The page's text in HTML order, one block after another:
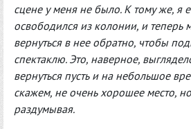
сцене у меня не было. К тому же, я
освободился из колонии, и
вернуться в нее обратно, чтобы
спектаклю. Это, наверное,
вернуться пусть и на небольшое
скажем, не очень хорошее место,
раздумывая.